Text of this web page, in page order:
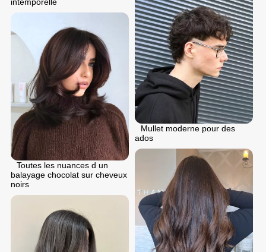
Mullet moderne pour des
ados
Toutes les nuances d un
balayage chocolat sur cheveux
noirs